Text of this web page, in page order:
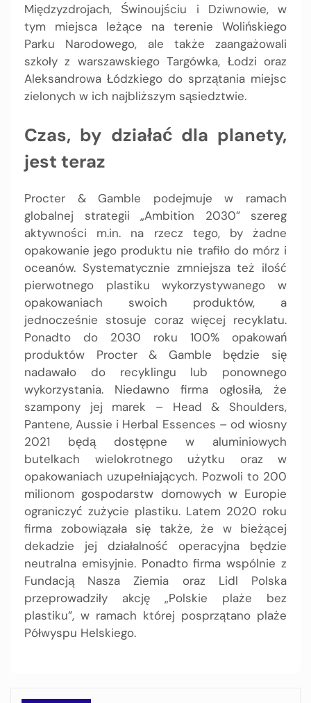
Międzyzdrojach, Świnoujściu i Dziwnowie, w
tym miejsca leżące na terenie Wolińskiego
Parku Narodowego, ale także zaangażowali
szkoły z warszawskiego Targówka, Łodzi oraz
Aleksandrowa Łódzkiego do sprzątania miejsc
zielonych w ich najbliższym sąsiedztwie.
Czas, by działać dla planety,
jest teraz
Procter & Gamble podejmuje w ramach
globalnej strategii „Ambition 2030” szereg
aktywności m.in. na rzecz tego, by żadne
opakowanie jego produktu nie trafiło do mórz i
oceanów. Systematycznie zmniejsza też ilość
pierwotnego plastiku wykorzystywanego w
opakowaniach swoich produktów, a
jednocześnie stosuje coraz więcej recyklatu.
Ponadto do 2030 roku 100% opakowań
produktów Procter & Gamble będzie się
nadawało do recyklingu lub ponownego
wykorzystania. Niedawno firma ogłosiła, że
szampony jej marek – Head & Shoulders,
Pantene, Aussie i Herbal Essences – od wiosny
2021 będą dostępne w aluminiowych
butelkach wielokrotnego użytku oraz w
opakowaniach uzupełniających. Pozwoli to 200
milionom gospodarstw domowych w Europie
ograniczyć zużycie plastiku. Latem 2020 roku
firma zobowiązała się także, że w bieżącej
dekadzie jej działalność operacyjna będzie
neutralna emisyjnie. Ponadto firma wspólnie z
Fundacją Nasza Ziemia oraz Lidl Polska
przeprowadziły akcję „Polskie plaże bez
plastiku”, w ramach której posprzątano plaże
Półwyspu Helskiego.